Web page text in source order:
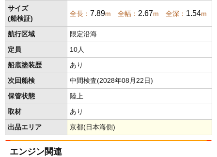
サイズ
(船検証)
全長： 7.89m 全幅： 2.67m 全深： 1.54m
航行区域 限定沿海
定員 10人
船底塗装歴 あり
次回船検 中間検査(2028年08月22日)
保管状態 陸上
取材 あり
出品エリア 京都(日本海側)
エンジン関連